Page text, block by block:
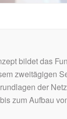
bildet das
zweitägigen
der
zum Aufbau